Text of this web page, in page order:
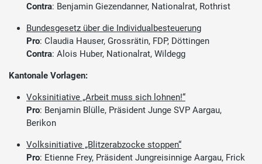
Contra: Benjamin Giezendanner, Nationalrat, Rothrist
Bundesgesetz über die Individualbesteuerung
Pro: Claudia Hauser, Grossrätin, FDP, Döttingen
Contra: Alois Huber, Nationalrat, Wildegg
Kantonale Vorlagen:
Voksinitiative „Arbeit muss sich lohnen!“
Pro: Benjamin Blülle, Präsident Junge SVP Aargau,
Berikon
Volksinitiative „Blitzerabzocke stoppen“
Pro: Etienne Frey, Präsident Jungreisinnige Aargau, Frick